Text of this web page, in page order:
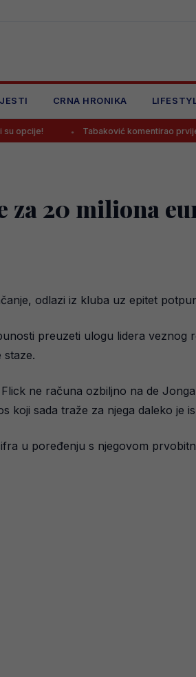
CRNA HRONIKA
Tabaković komentirao prvijenac u dresu
za 20 miliona
odlazi iz kluba uz epitet
preuzeti ulogu lidera veznog
ne računa ozbiljno na de
koji sada traže za njega daleko je
u poređenju s njegovom